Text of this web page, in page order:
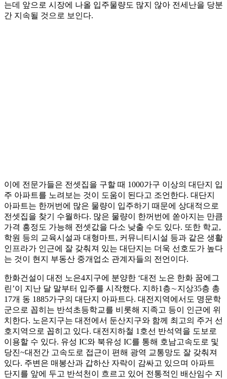
는데 앞으로 시장에 나올 입주물량도 많지 않아 전세난을 당분
간 지속될 것으로 보인다.
이에 전문가들은 전셋집을 구할 때 1000가구 이상의 대단지 입
주 아파트를 노려보는 것이 도움이 된다고 조언한다. 대단지
아파트는 한꺼번에 많은 물량이 입주하기 때문에 상대적으로
전셋집을 찾기 수월하다. 많은 물량이 한꺼번에 쏟아지는 만큼
가격 흥정도 가능해 전셋값을 다소 낮출 수도 있다. 또한 학교,
학원 등의 교육시설과 대형마트, 커뮤니티시설 등과 같은 생활
인프라가 인근에 잘 갖춰져 있는 대단지는 더욱 선호도가 높다
는 것이 현지 부동산 중개업소 관계자들의 전언이다.
한화건설이 대전 노은4지구에 분양한 ‘대전 노은 한화 꿈에그
린’이 지난 달 말부터 입주를 시작했다. 지하1층∼지상35층 총
17개 동 1885가구의 대단지 아파트다. 대전지역에서도 명문학
군으로 꼽히는 반석초등학교를 비롯해 지족고 등이 인근에 위
치한다. 노은지구는 대전에서 둔산지구와 함께 최고의 주거 선
호지역으로 꼽히고 있다. 대전지하철 1호선 반석역을 도보로
이용할 수 있다. 유성 IC와 북유성 IC를 통해 호남고속도로 및
당진~대전간 고속도로 접근이 편해 광역 교통망도 잘 갖춰져
있다. 주변은 매봉산과 갑하산 자락이 감싸고 있으며 아파트
단지를 앞에 두고 반석천이 흐르고 있어 전통적인 배산임수 지